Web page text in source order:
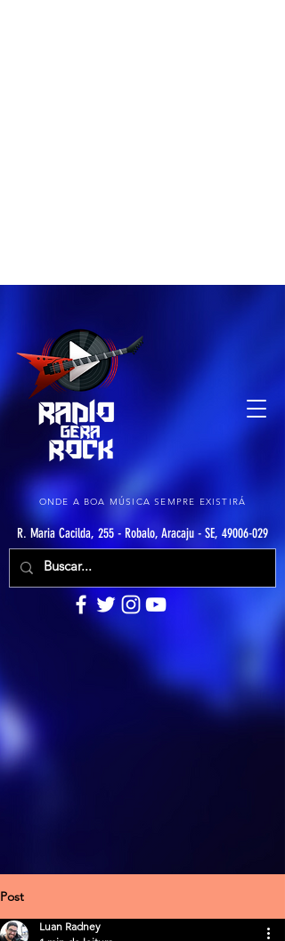
ONDE A BOA MÚSICA SEMPRE EXISTIRÁ
R. Maria Cacilda, 255 - Robalo, Aracaju - SE, 49006-029
Post
Luan Radney